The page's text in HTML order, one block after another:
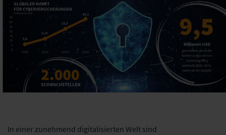
In einer zunehmend digitalisierten Welt sind